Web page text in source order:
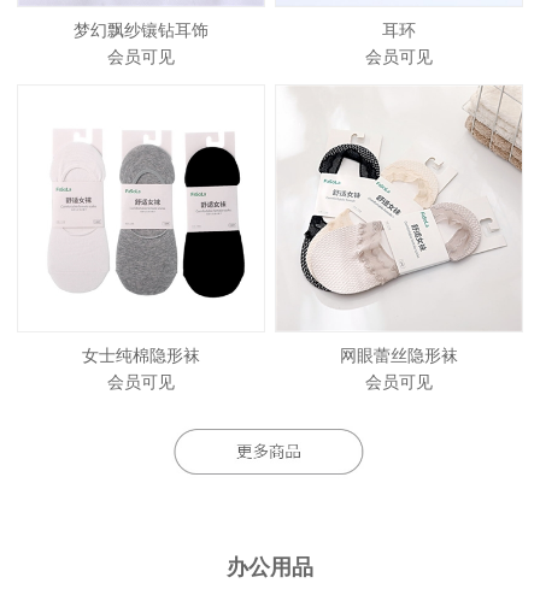
梦幻飘纱镶钻耳饰
会员可见
耳环
会员可见
女士纯棉隐形袜
会员可见
网眼蕾丝隐形袜
会员可见
办公用品